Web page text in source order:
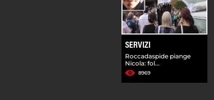
SERVIZI
Roccadaspide piange
Nicola: fol...
8969